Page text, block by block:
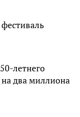
летнего
два миллиона